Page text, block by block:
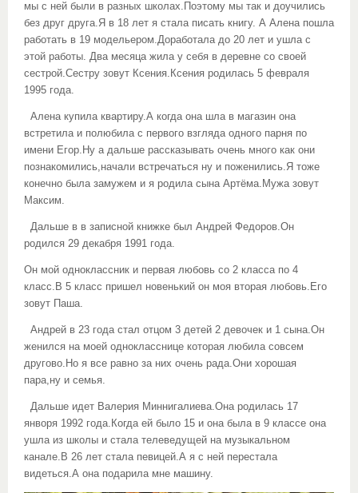
мы с ней были в разных школах.Поэтому мы так и доучились
без друг друга.Я в 18 лет я стала писать книгу. А Алена пошла
работать в 19 модельером.Доработала до 20 лет и ушла с
этой работы. Два месяца жила у себя в деревне со своей
сестрой.Сестру зовут Ксения.Ксения родилась 5 февраля
1995 года.
Алена купила квартиру.А когда она шла в магазин она
встретила и полюбила с первого взгляда одного парня по
имени Егор.Ну а дальше рассказывать очень много как они
познакомились,начали встречаться ну и поженились.Я тоже
конечно была замужем и я родила сына Артёма.Мужа зовут
Максим.
Дальше в в записной книжке был Андрей Федоров.Он
родился 29 декабря 1991 года.
Он мой одноклассник и первая любовь со 2 класса по 4
класс.В 5 класс пришел новенький он моя вторая любовь.Его
зовут Паша.
Андрей в 23 года стал отцом 3 детей 2 девочек и 1 сына.Он
женился на моей однокласснице которая любила совсем
другово.Но я все равно за них очень рада.Они хорошая
пара,ну и семья.
Дальше идет Валерия Миннигалиева.Она родилась 17
янворя 1992 года.Когда ей было 15 и она была в 9 классе она
ушла из школы и стала телеведущей на музыкальном
канале.В 26 лет стала певицей.А я с ней перестала
видеться.А она подарила мне машину.